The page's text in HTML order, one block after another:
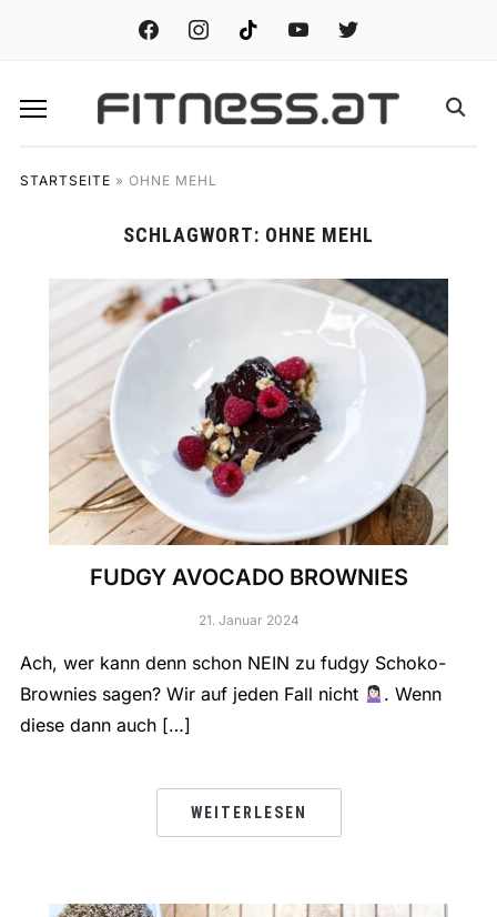
facebook instagramtiktok youtube twitter
STARTSEITE » OHNE MEHL
SCHLAGWORT: OHNE MEHL
FUDGY AVOCADO BROWNIES
21. Januar 2024
Ach, wer kann denn schon NEIN zu fudgy Schoko-
Brownies sagen? Wir auf jeden Fall nicht
. Wenn
diese dann auch […]
WEITERLESEN